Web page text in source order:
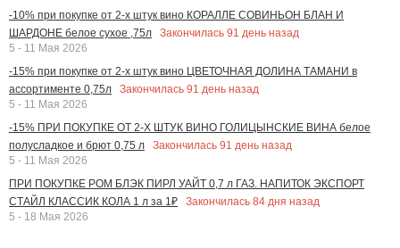
-10% при покупке от 2-х штук вино КОРАЛЛЕ СОВИНЬОН БЛАН И
ШАРДОНЕ белое сухое ,75л
Закончилась 91 день назад
5 - 11 Мая 2026
-15% при покупке от 2-х штук вино ЦВЕТОЧНАЯ ДОЛИНА ТАМАНИ в
ассортименте 0,75л
Закончилась 91 день назад
5 - 11 Мая 2026
-15% ПРИ ПОКУПКЕ ОТ 2-Х ШТУК ВИНО ГОЛИЦЫНСКИЕ ВИНА белое
полусладкое и брют 0,75 л
Закончилась 91 день назад
5 - 11 Мая 2026
ПРИ ПОКУПКЕ РОМ БЛЭК ПИРЛ УАЙТ 0,7 л ГАЗ. НАПИТОК ЭКСПОРТ
СТАЙЛ КЛАССИК КОЛА 1 л за 1₽
Закончилась 84 дня назад
5 - 18 Мая 2026